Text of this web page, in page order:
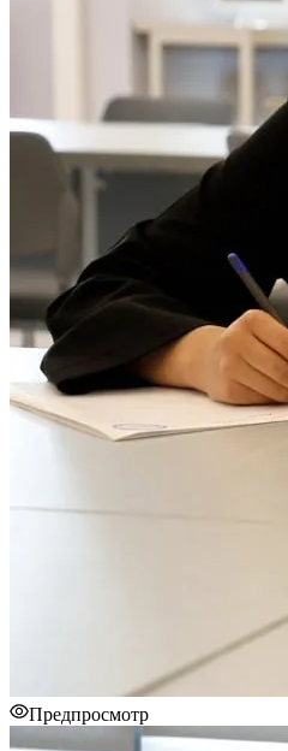
Предпросмотр